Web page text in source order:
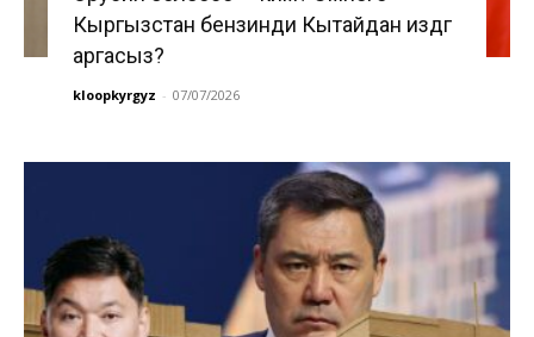
Кыргызстан бензинди Кытайдан издөөгө
аргасыз?
kloopkyrgyz - 07/07/2026